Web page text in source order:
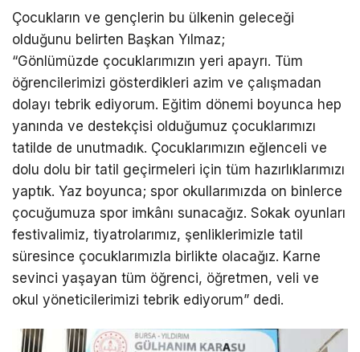
Çocukların ve gençlerin bu ülkenin geleceği
olduğunu belirten Başkan Yılmaz;
“Gönlümüzde çocuklarımızın yeri apayrı. Tüm
öğrencilerimizi gösterdikleri azim ve çalışmadan
dolayı tebrik ediyorum. Eğitim dönemi boyunca hep
yanında ve destekçisi olduğumuz çocuklarımızı
tatilde de unutmadık. Çocuklarımızın eğlenceli ve
dolu dolu bir tatil geçirmeleri için tüm hazırlıklarımızı
yaptık. Yaz boyunca; spor okullarımızda on binlerce
çocuğumuza spor imkânı sunacağız. Sokak oyunları
festivalimiz, tiyatrolarımız, şenliklerimizle tatil
süresince çocuklarımızla birlikte olacağız. Karne
sevinci yaşayan tüm öğrenci, öğretmen, veli ve
okul yöneticilerimizi tebrik ediyorum” dedi.